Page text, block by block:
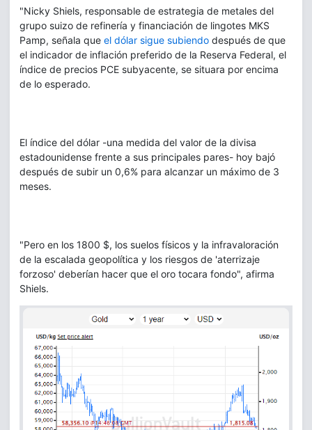
"Nicky Shiels, responsable de estrategia de metales del
grupo suizo de refinería y financiación de lingotes MKS
Pamp, señala que el dólar sigue subiendo después de que
el indicador de inflación preferido de la Reserva Federal, el
índice de precios PCE subyacente, se situara por encima
de lo esperado.
El índice del dólar -una medida del valor de la divisa
estadounidense frente a sus principales pares- hoy bajó
después de subir un 0,6% para alcanzar un máximo de 3
meses.
"Pero en los 1800 $, los suelos físicos y la infravaloración
de la escalada geopolítica y los riesgos de 'aterrizaje
forzoso' deberían hacer que el oro tocara fondo", afirma
Shiels.